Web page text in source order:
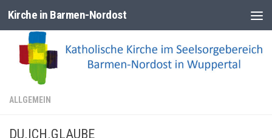
Zum Inhalt springen
Kirche in Barmen-Nordost
ALLGEMEIN
DU.ICH.GLAUBE